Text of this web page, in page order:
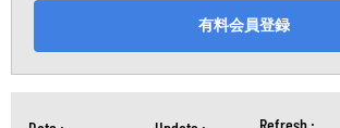
有料会員登録